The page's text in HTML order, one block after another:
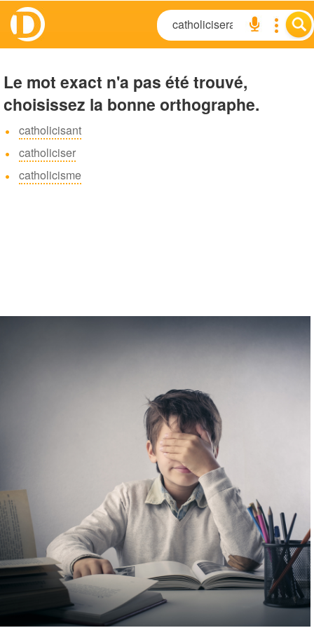
Le mot exact n'a pas été trouvé,
choisissez la bonne orthographe.
catholicisant
catholiciser
catholicisme